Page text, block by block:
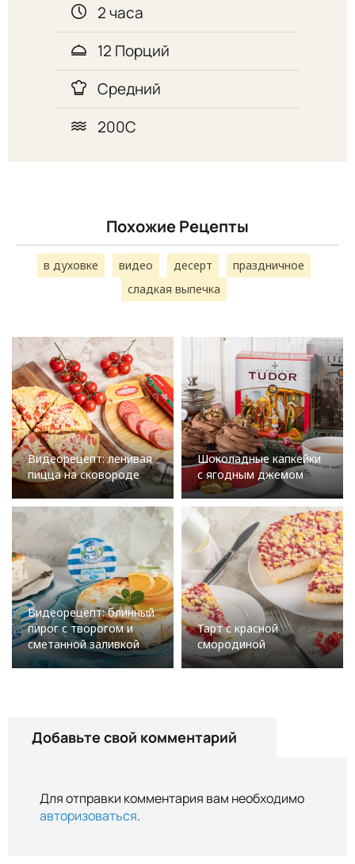
2 часа
12 Порций
Средний
200С
Похожие Рецепты
в духовке видео десерт
праздничное
сладкая выпечка
Видеорецепт: ленивая
пицца на сковороде
Шоколадные капкейки
с ягодным джемом
Видеорецепт: блинный
пирог с творогом и
сметанной заливкой
Тарт с красной
смородиной
Добавьте свой комментарий
Для отправки комментария вам необходимо
авторизоваться.